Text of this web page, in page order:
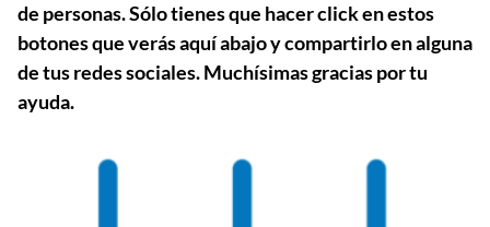
de personas. Sólo tienes que hacer click en estos
botones que verás aquí abajo y compartirlo en alguna
de tus redes sociales. Muchísimas gracias por tu
ayuda.